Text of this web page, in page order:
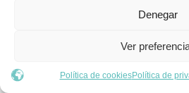
Denegar
Ver
Política de cookiesPolítica de
través de los cuales
coordinación, equilibrio y
Las sesiones de KIDFIT en
Almería serán llevadas a cabo